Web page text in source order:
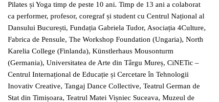
Pilates și Yoga timp de peste 10 ani. Timp de 13 ani a colaborat
ca performer, profesor, coregraf și student cu Centrul Național al
Dansului București, Fundația Gabriela Tudor, Asociația 4Culture,
Fabrica de Pensule, The Workshop Foundation (Ungaria), North
Karelia College (Finlanda), Künstlerhaus Mousonturm
(Germania), Universitatea de Arte din Târgu Mureș, CiNETic –
Centrul Internațional de Educație și Cercetare în Tehnologii
Inovativ Creative, Tangaj Dance Collective, Teatrul German de
Stat din Timișoara, Teatrul Matei Vișniec Suceava, Muzeul de